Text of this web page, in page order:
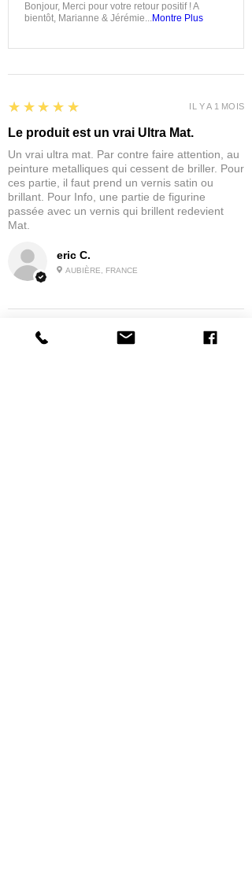
Bonjour, Merci pour votre retour positif ! A
bientôt, Marianne & Jérémie...Montre Plus
eric C.
AUBIÈRE, FRANCE
5
★★★★★
Le produit est un vrai Ultra Mat.
Un vrai ultra mat. Par contre faire attention, au
peinture metalliques qui cessent de briller. Pour
ces partie, il faut prend un vernis satin ou
brillant. Pour Info, une partie de figurine
passée avec un vernis qui brillent redevient
Mat.
IL Y A 1 MOIS
★★★★★ IL Y A 1 MOIS